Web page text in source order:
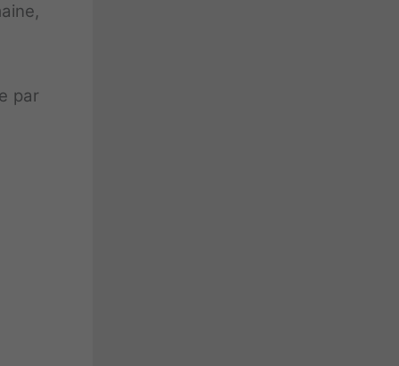
par